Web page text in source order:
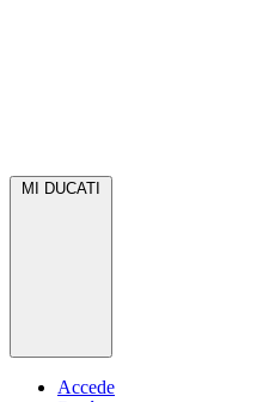
MI DUCATI
Accede